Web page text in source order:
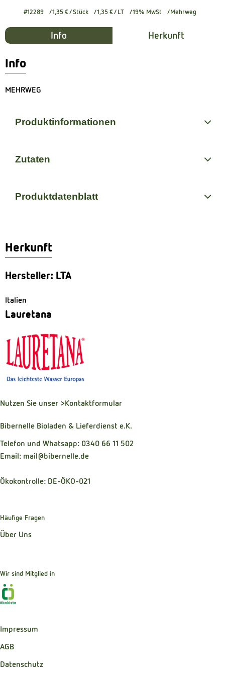
#12289 1,35 €/ Stück 1,35 €/ LT 19% MwSt Mehrweg
Info Herkunft
Info
MEHRWEG
Produktinformationen
Zutaten
Produktdatenblatt
Herkunft
Hersteller: LTA
Italien
Lauretana
Nutzen Sie unser >Kontaktformular
Bibernelle Bioladen & Lieferdienst e.K.
Telefon und Whatsapp: 0340 66 11 502
Email: mail@bibernelle.de
Ökokontrolle: DE-ÖKO-021
Häufige Fragen
Über Uns
Wir sind Mitglied in
Impressum
AGB
Datenschutz